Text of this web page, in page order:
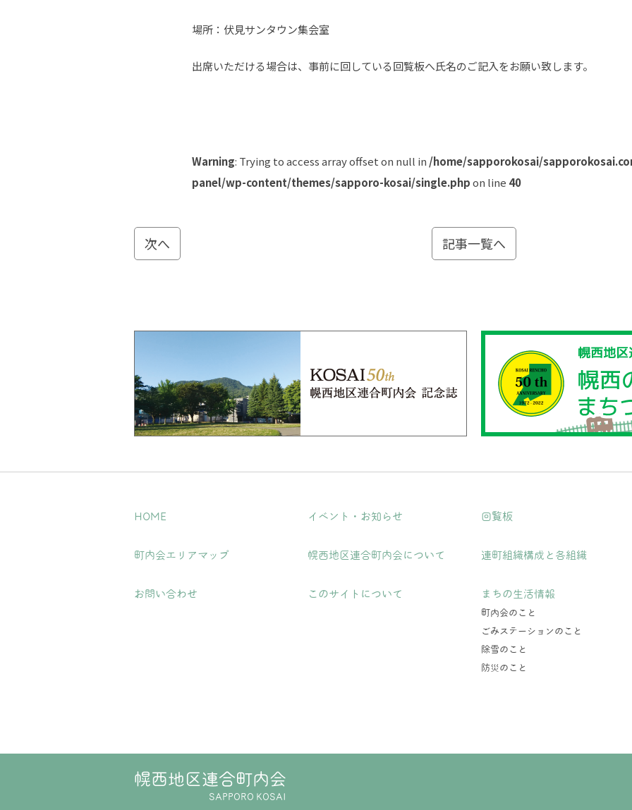
場所：伏見サンタウン集会室
出席いただける場合は、事前に回している回覧板へ氏名のご記入をお願い致します。
Warning: Trying to access array offset on null in /home/sapporokosai/
panel/wp-content/themes/sapporo-kosai/single.phpon line 40
次へ 記事一覧へ
HOME イベント・お知らせ 回覧板
町内会エリアマップ 幌西地区連合町内会について 連町組織構成と各組織
お問い合わせ このサイトについて まちの生活情報
町内会のこと
ごみステーションのこと
除雪のこと
防災のこと
幌西地区連合町内会
SAPPORO KOSAI